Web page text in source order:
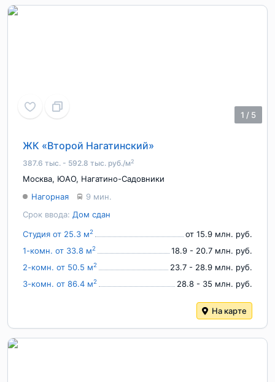
1 / 5
ЖК «Второй Нагатинский»
387.6 тыс. - 592.8 тыс. руб./м2
Москва, ЮАО, Нагатино-Садовники
Срок ввода: Дом сдан
Нагорная 9 мин.
Студия от 25.3 м2
от 15.9 млн. руб.
1-комн. от 33.8 м2
18.9 - 20.7 млн. руб.
2-комн. от 50.5 м2
23.7 - 28.9 млн. руб.
3-комн. от 86.4 м2 28.8 - 35 млн. руб.
На карте